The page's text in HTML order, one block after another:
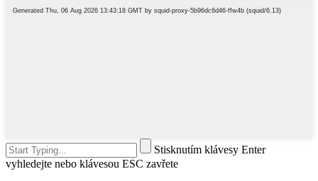
Stisknutím klávesy Enter
vyhledejte nebo klávesou ESC zavřete